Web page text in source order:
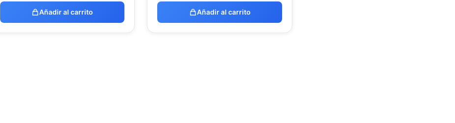
Añadir al carrito Añadir al carrito